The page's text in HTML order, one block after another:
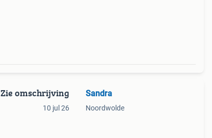
Zie omschrijving
10 jul 26
Sandra
Noordwolde